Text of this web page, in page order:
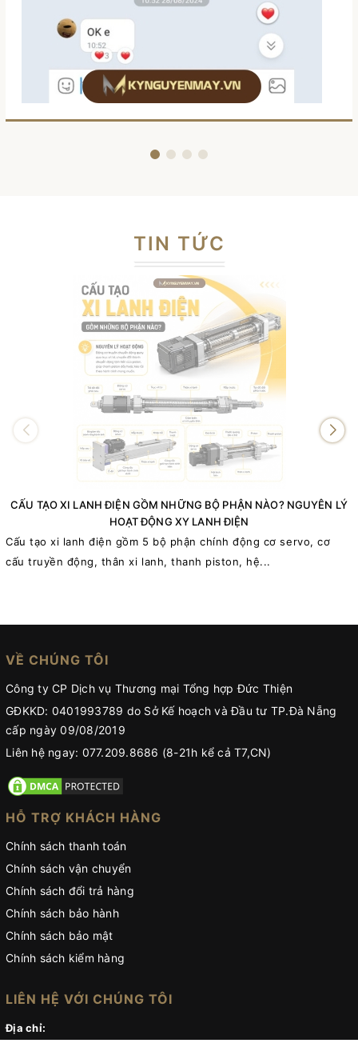
TIN TỨC
CẤU TẠO XI LANH ĐIỆN GỒM NHỮNG BỘ PHẬN NÀO? NGUYÊN LÝ
HOẠT ĐỘNG XY LANH ĐIỆN
Cấu tạo xi lanh điện gồm 5 bộ phận chính động cơ servo, cơ
cấu truyền động, thân xi lanh, thanh piston, hệ...
VỀ CHÚNG TÔI
Công ty CP Dịch vụ Thương mại Tổng hợp Đức Thiện
GĐKKD: 0401993789 do Sở Kế hoạch và Đầu tư TP.Đà Nẵng
cấp ngày 09/08/2019
Liên hệ ngay: 077.209.8686 (8-21h kể cả T7,CN)
HỖ TRỢ KHÁCH HÀNG
Chính sách thanh toán
Chính sách vận chuyển
Chính sách đổi trả hàng
Chính sách bảo hành
Chính sách bảo mật
Chính sách kiểm hàng
LIÊN HỆ VỚI CHÚNG TÔI
Địa chỉ: